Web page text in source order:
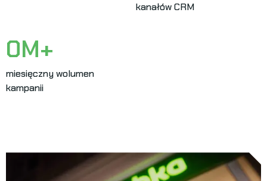
kanałów CRM
0M+
miesięczny wolumen
kampanii